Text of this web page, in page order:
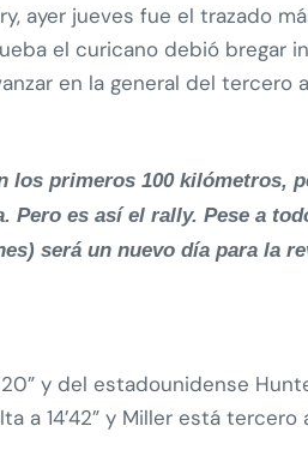
ayer jueves fue el trazado
el curicano debió bregar
en la general del tercero
los primeros 100 kilómetros,
es así el rally. Pese a
será un nuevo día para la
y del estadounidense
a 14’42” y Miller está tercero